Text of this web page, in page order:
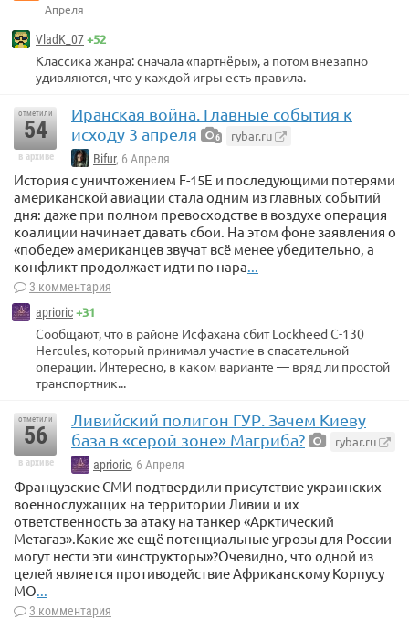
Апреля
VladK_07+52
Классика жанра: сначала «партнёры», а потом внезапно
удивляются, что у каждой игры есть правила.
отметили
54
в архиве
Иранская война. Главные события к
исходу 3 апреля
6 rybar.ru
Bifur, 6 Апреля
История с уничтожением F-15E и последующими потерями
американской авиации стала одним из главных событий
дня: даже при полном превосходстве в воздухе операция
коалиции начинает давать сбои. На этом фоне заявления о
«победе» американцев звучат всё менее убедительно, а
конфликт продолжает идти по нара...
3 комментария
aprioric+31
Сообщают, что в районе Исфахана сбит Lockheed C-130
Hercules, который принимал участие в спасательной
операции. Интересно, в каком варианте — вряд ли простой
транспортник...
отметили
56
в архиве
Ливийский полигон ГУР. Зачем Киеву
база в «серой зоне» Магриба?
rybar.ru
aprioric, 6 Апреля
Французские СМИ подтвердили присутствие украинских
военнослужащих на территории Ливии и их
ответственность за атаку на танкер «Арктический
Метагаз».Какие же ещё потенциальные угрозы для России
могут нести эти «инструкторы»?Очевидно, что одной из
целей является противодействие Африканскому Корпусу
МО
3 комментария